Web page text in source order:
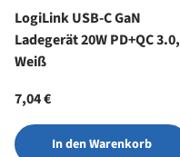
LogiLink USB-C GaN
Ladegerät 20W PD+QC 3.0,
Weiß
Normaler Preis
7,04 €
In den Warenkorb